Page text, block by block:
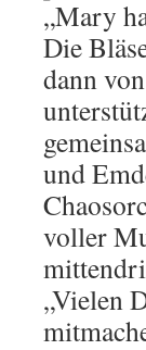
„Mary
Die
dann
und
voller
„Vielen